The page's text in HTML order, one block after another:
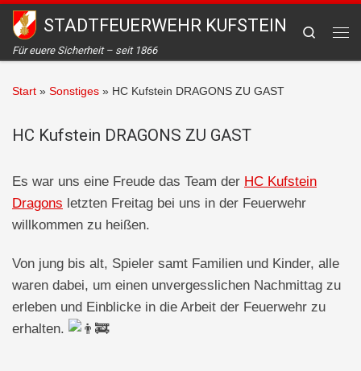
Zum Inhalt springen
STADTFEUERWEHR KUFSTEIN
Für euere Sicherheit – seit 1866
Search
Start » Sonstiges » HC Kufstein DRAGONS ZU GAST
HC Kufstein DRAGONS ZU GAST
Es war uns eine Freude das Team der HC Kufstein
Dragons letzten Freitag bei uns in der Feuerwehr
willkommen zu heißen.
Von jung bis alt, Spieler samt Familien und Kinder, alle
waren dabei, um einen unvergesslichen Nachmittag zu
erleben und Einblicke in die Arbeit der Feuerwehr zu
erhalten.